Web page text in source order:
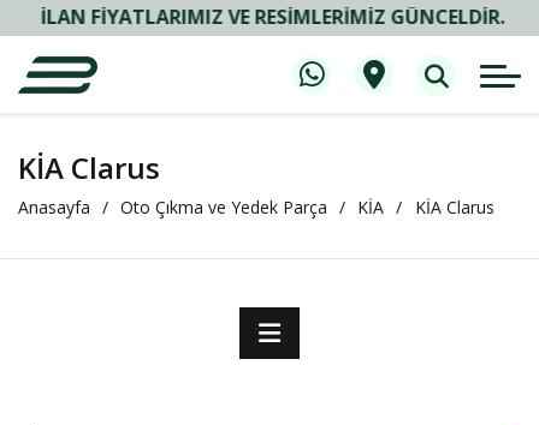
İLAN FIYATLARIMIZ VE RESIMLERIMIZ GÜNCELDIR.
KİA Clarus
Anasayfa Oto Çıkma ve Yedek Parça KİA KİA Clarus